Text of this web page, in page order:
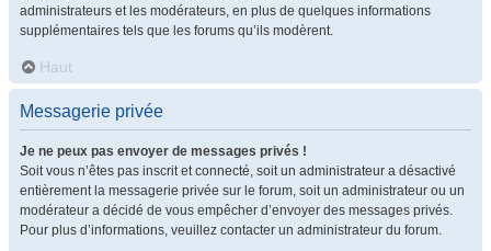
administrateurs et les modérateurs, en plus de quelques informations
supplémentaires tels que les forums qu’ils modèrent.
Haut
Messagerie privée
Je ne peux pas envoyer de messages privés !
Soit vous n’êtes pas inscrit et connecté, soit un administrateur a désactivé
entièrement la messagerie privée sur le forum, soit un administrateur ou un
modérateur a décidé de vous empêcher d’envoyer des messages privés.
Pour plus d’informations, veuillez contacter un administrateur du forum.